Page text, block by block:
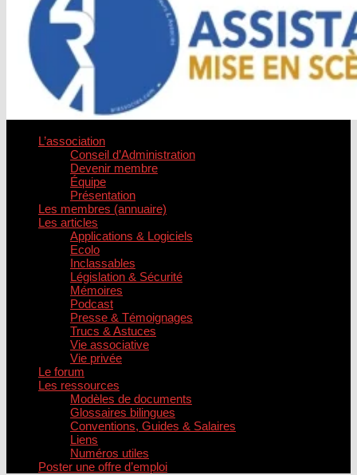
L’association
Conseil d’Administration
Devenir membre
Équipe
Présentation
Les membres (annuaire)
Les articles
Applications & Logiciels
Ecolo
Inclassables
Législation & Sécurité
Mémoires
Podcast
Presse & Témoignages
Trucs & Astuces
Vie associative
Vie privée
Le forum
Les ressources
Modèles de documents
Glossaires bilingues
Conventions, Guides & Salaires
Liens
Numéros utiles
Poster une offre d’emploi